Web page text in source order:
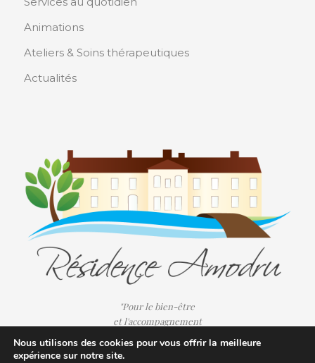
Animations
Ateliers & Soins thérapeutiques
Actualités
"Pour le bien-être
et l'accompagnement
Nous utilisons des cookies pour vous offrir la meilleure
expérience sur notre site.